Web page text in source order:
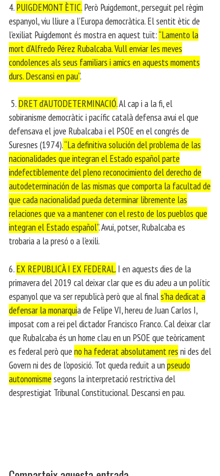
4. PUIGDEMONT ÈTIC. Però Puigdemont, perseguit pel règim
espanyol, viu lliure a l’Europa democràtica. El sentit ètic de
l’exiliat Puigdemont és mostra en aquest tuït:“Lamento la
mort d’Alfredo Pérez Rubalcaba. Vull enviar les meves
condolences als seus familiars i amics en aquests moments
durs. Descansi en pau”.
5. DRET d’AUTODETERMINACIÓ.Al cap i a la fi, el
sobiranisme democràtic i pacífic català defensa avui el que
defensava el jove Rubalcaba i el PSOE en el congrés de
Suresnes (1974).“La definitiva solución del problema de las
nacionalidades que integran el Estado español parte
indefectiblemente del pleno reconocimiento del derecho de
autodeterminación de las mismas que comporta la facultad de
que cada nacionalidad pueda determinar libremente las
relaciones que va a mantener con el resto de los pueblos que
integran el Estado español”. Avui, potser, Rubalcaba es
trobaria a la presó o a l’exili.
6. EX REPUBLICÀ I EX FEDERAL. I en aquests dies de la
primavera del 2019 cal deixar clar que es diu adeu a un polític
espanyol que va ser republicà però que al finals’ha dedicat a
defensar la monarquia de Felipe VI, hereu de Juan Carlos I,
imposat com a rei pel dictador Francisco Franco. Cal deixar clar
que Rubalcaba és un home clau en un PSOE que teòricament
es federal però queno ha federat absolutament resni des del
Govern ni des de l’oposició. Tot queda reduït a unpseudo
autonomisme segons la interpretació restrictiva del
desprestigiat Tribunal Constitucional. Descansi en pau.